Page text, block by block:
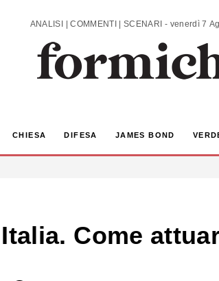
ANALISI | COMMENTI |
CHIESA DIFESA JAMES BOND
Come